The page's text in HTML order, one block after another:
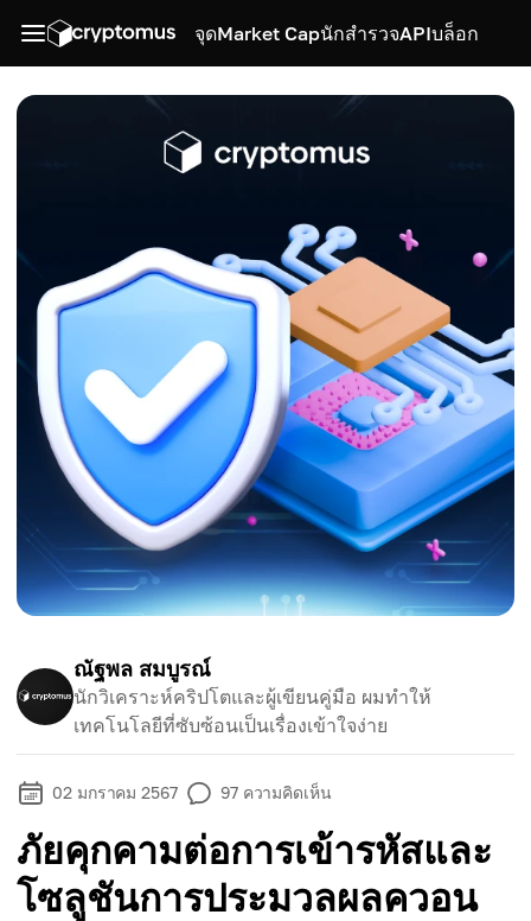
จุดMarket CapนักสำรวจAPIบล็อก
ณัฐพล สมบูรณ์
นักวิเคราะห์คริปโตและผู้เขียนคู่มือ ผมทำให้
เทคโนโลยีที่ซับซ้อนเป็นเรื่องเข้าใจง่าย
02 มกราคม 2567 97 ความคิดเห็น
ภัยคุกคามต่อการเข้ารหัสและ
โซลูชันการประมวลผลควอน